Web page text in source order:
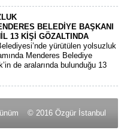
BELEDİYE BAŞKANI
13 KİŞİ GÖZALTINDA
yürütülen yolsuzluk
Menderes Belediye
de aralarında bulunduğu 13
© 2016 Özgür İstanbul